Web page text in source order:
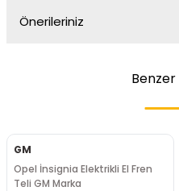
Önerileriniz
Benzer
GM
Opel İnsignia Elektrikli El Fren
Teli GM Marka